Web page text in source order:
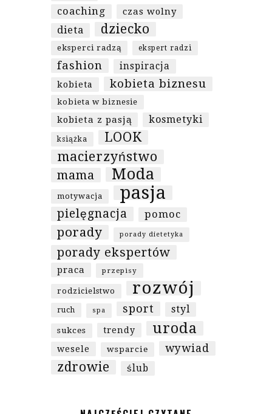
coaching czas wolny
dieta dziecko
eksperci radzą ekspert radzi
fashion inspiracja
kobieta kobieta biznesu
kobieta w biznesie
kobieta z pasją kosmetyki
książka
LOOK
macierzyństwo
mama Moda
motywacja pasja
pielęgnacja pomoc
porady porady dietetyka
porady ekspertów
praca przepisy
rodzicielstwo rozwój
ruch spa sport styl
sukces trendy uroda
wesele wsparcie wywiad
zdrowie ślub